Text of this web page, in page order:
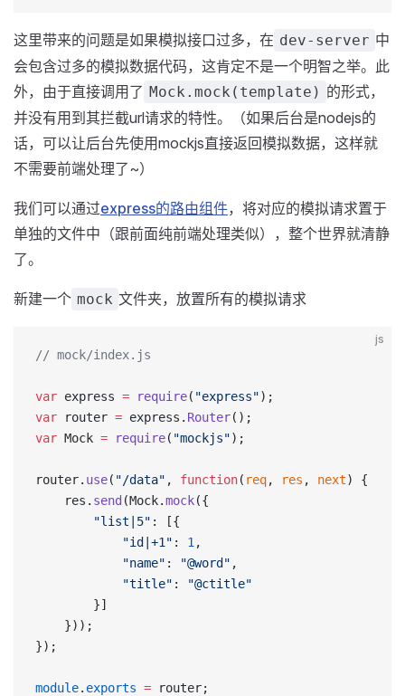
这里带来的问题是如果模拟接口过多，在 dev-server 中
会包含过多的模拟数据代码，这肯定不是一个明智之举。此
外，由于直接调用了 Mock.mock(template) 的形式，
并没有用到其拦截url请求的特性。（如果后台是nodejs的
话，可以让后台先使用mockjs直接返回模拟数据，这样就
不需要前端处理了~）
我们可以通过express的路由组件，将对应的模拟请求置于
单独的文件中（跟前面纯前端处理类似），整个世界就清静
了。
新建一个 mock 文件夹，放置所有的模拟请求
js
// mock/index.js
var express = require( "express");
var router = express. Router();
var Mock = require( "mockjs");
router. use( "/data" , function( req, res , next) {
    res.
send (Mock.mock({
        "list|5"
: [{
            "id|+1"
: 1 ,
            "name"
: "@word" ,
            "title"
:
"@ctitle"
        }]
    }));
});
module. exports = router;